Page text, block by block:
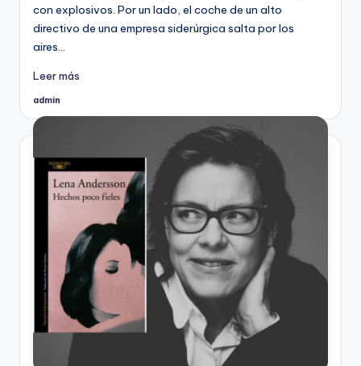
con explosivos. Por un lado, el coche de un alto
directivo de una empresa siderúrgica salta por los
aires…
Leer más
Publicado
por
admin